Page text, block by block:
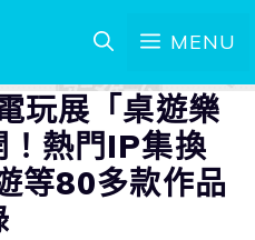
MENU
玩展「桌遊樂
！熱門IP集換
等80多款作品